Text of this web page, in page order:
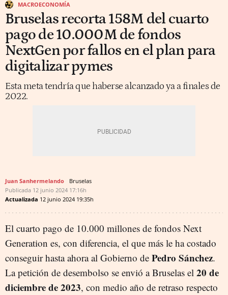
MACROECONOMÍA
Bruselas recorta 158M del cuarto
pago de 10.000M de fondos
NextGen por fallos en el plan para
digitalizar pymes
Esta meta tendría que haberse alcanzado ya a finales de
2022.
Juan Sanhermelando
Bruselas
Publicada 12 junio 2024 17:16h
Actualizada 12 junio 2024 19:35h
El cuarto pago de 10.000 millones de fondos Next
Generation es, con diferencia, el que más le ha costado
conseguir hasta ahora al Gobierno de Pedro Sánchez.
La petición de desembolso se envió a Bruselas el 20 de
diciembre de 2023, con medio año de retraso respecto